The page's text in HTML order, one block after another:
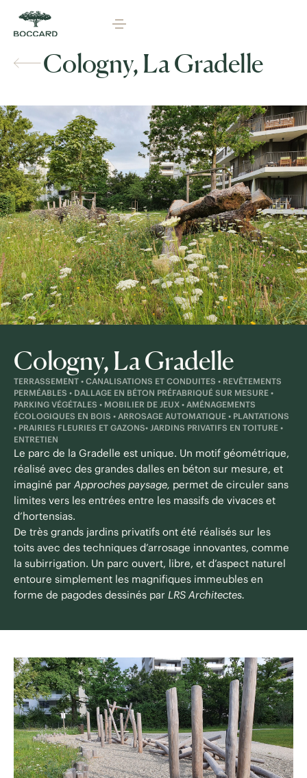
Cologny, La Gradelle
Cologny, La Gradelle
TERRASSEMENT • CANALISATIONS ET CONDUITES • REVÊTEMENTS
PERMÉABLES • DALLAGE EN BÉTON PRÉFABRIQUÉ SUR MESURE •
PARKING VÉGÉTALES • MOBILIER DE JEUX • AMÉNAGEMENTS
ÉCOLOGIQUES EN BOIS • ARROSAGE AUTOMATIQUE • PLANTATIONS
• PRAIRIES FLEURIES ET GAZONS• JARDINS PRIVATIFS EN TOITURE •
ENTRETIEN
Le parc de la Gradelle est unique. Un motif géométrique,
réalisé avec des grandes dalles en béton sur mesure, et
imaginé par Approches paysage, permet de circuler sans
limites vers les entrées entre les massifs de vivaces et
d’hortensias.
De très grands jardins privatifs ont été réalisés sur les
toits avec des techniques d’arrosage innovantes, comme
la subirrigation. Un parc ouvert, libre, et d’aspect naturel
entoure simplement les magnifiques immeubles en
forme de pagodes dessinés par LRS Architectes.